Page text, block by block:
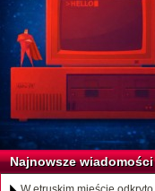
Najnowsze wiadomości